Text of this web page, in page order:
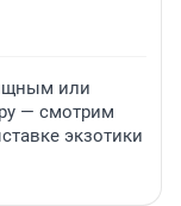
или
— смотрим
экзотики